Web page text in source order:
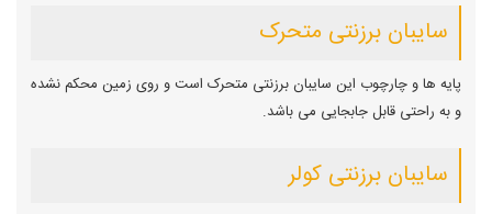
سایبان برزنتی متحرک
پایه ها و چارچوب این سایبان برزنتی متحرک است و روی زمین محکم نشده
و به راحتی قابل جابجایی می باشد.
سایبان برزنتی کولر